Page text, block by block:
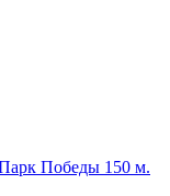
Победы 150 м.